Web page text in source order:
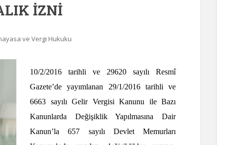
İZNİ
ve Vergi Hukuku
10/2/2016 tarihli ve 29620 sayılı Resmî
Gazete’de yayımlanan 29/1/2016 tarihli ve
6663 sayılı Gelir Vergisi Kanunu ile Bazı
Kanunlarda Değişiklik Yapılmasına Dair
Kanun’la 657 sayılı Devlet Memurları